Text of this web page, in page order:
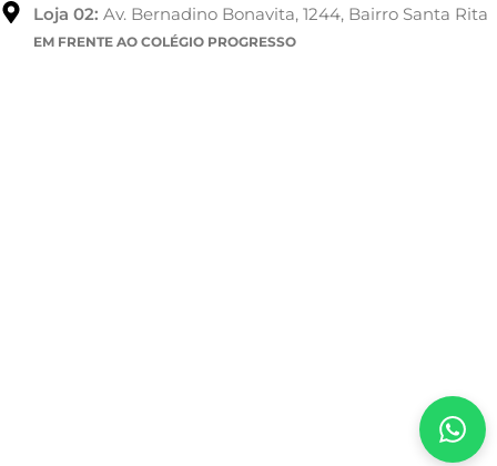
Loja 02: Av. Bernadino Bonavita, 1244, Bairro Santa Rita
EM FRENTE AO COLÉGIO PROGRESSO